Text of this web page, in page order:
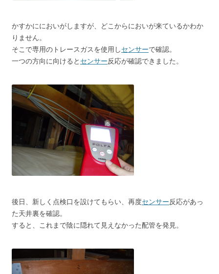
かすかににおいがしますが、どこからにおいが来ているかわか
りません。
そこで専用のトレースガスを使用しセンサーで確認。
一つの方向に向けると センサー反応が確認できました。
後日、新しく点検口を設けてもらい、再度センサー反応があっ
た天井裏を確認。
すると、これまで陰に隠れて見えなかった配管を発見。